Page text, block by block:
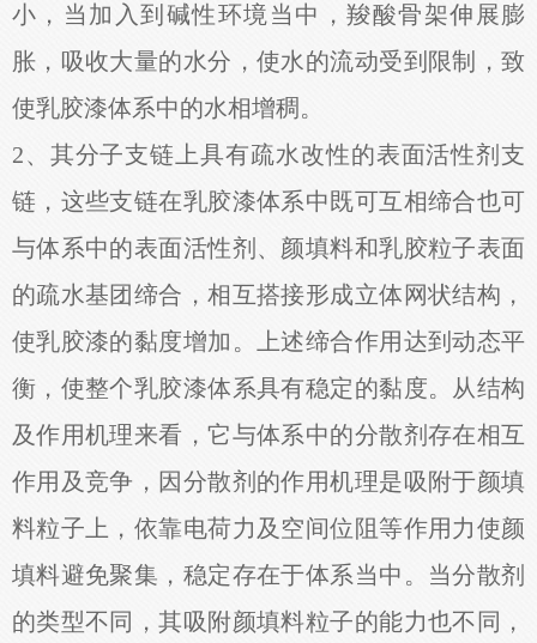
小，当加入到碱性环境当中，羧酸骨架伸展膨
胀，吸收大量的水分，使水的流动受到限制，致
使乳胶漆体系中的水相增稠。
2、其分子支链上具有疏水改性的表面活性剂支
链，这些支链在乳胶漆体系中既可互相缔合也可
与体系中的表面活性剂、颜填料和乳胶粒子表面
的疏水基团缔合，相互搭接形成立体网状结构，
使乳胶漆的黏度增加。上述缔合作用达到动态平
衡，使整个乳胶漆体系具有稳定的黏度。从结构
及作用机理来看，它与体系中的分散剂存在相互
作用及竞争，因分散剂的作用机理是吸附于颜填
料粒子上，依靠电荷力及空间位阻等作用力使颜
填料避免聚集，稳定存在于体系当中。当分散剂
的类型不同，其吸附颜填料粒子的能力也不同，